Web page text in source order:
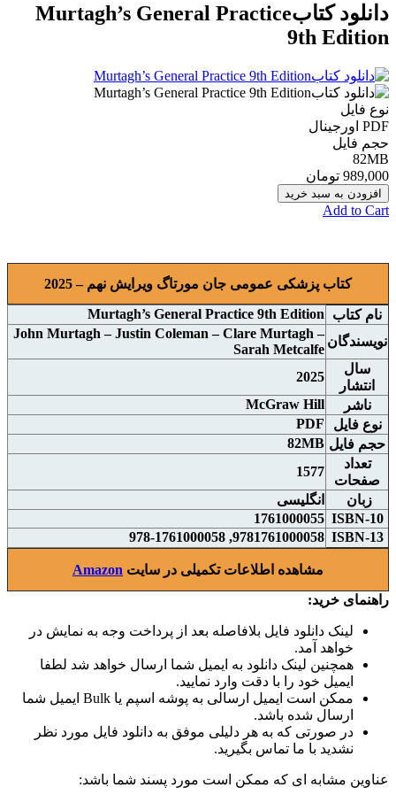
دانلود كتابMurtagh’s General Practice
9th Edition
نوع فایل
PDF اورجينال
حجم فایل
82MB
989,000 تومان
افزودن به سبد خرید
Add to Cart
کتاب پزشکی عمومی جان مورتاگ ویرایش نهم – 2025
نام کتاب
Murtagh’s General Practice 9th Edition
نويسندگان
John Murtagh – Justin Coleman – Clare Murtagh –
Sarah Metcalfe
سال
انتشار
2025
ناشر
McGraw Hill
نوع فايل
PDF
حجم فايل 82MB
تعداد
صفحات
1577
زبان
انگلیسی
ISBN-10
1761000055
ISBN-13
9781761000058, 978-1761000058
مشاهده اطلاعات تکمیلی در سایت Amazon
راهنمای خرید:
لینک دانلود فایل بلافاصله بعد از پرداخت وجه به نمایش در
خواهد آمد.
همچنین لینک دانلود به ایمیل شما ارسال خواهد شد لطفا
ایمیل خود را با دقت وارد نمایید.
ممکن است ایمیل ارسالی به پوشه اسپم یا Bulk ایمیل شما
ارسال شده باشد.
در صورتی که به هر دلیلی موفق به دانلود فایل مورد نظر
نشدید با ما تماس بگیرید.
عناوین مشابه ای که ممکن است مورد پسند شما باشد: